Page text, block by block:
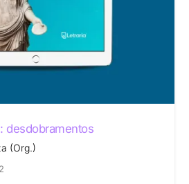
desdobramentos
(Org.)